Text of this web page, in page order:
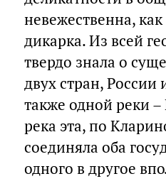
невежественна,
дикарка. Из всей
твердо знала о
двух стран, России
также одной реки
река эта, по
соединяла оба
одного в другое